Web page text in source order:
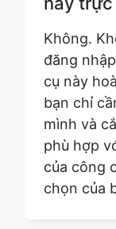
cụ này
bạn chỉ
mình và
phù hợp
của công
chọn của
Tôi có